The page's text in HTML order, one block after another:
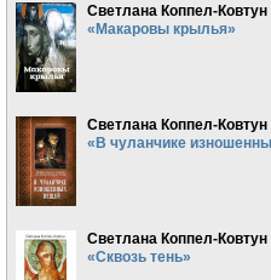
Светлана Коппел-Ковтун
«Макаровы крылья»
Светлана Коппел-Ковтун
«В чуланчике
Светлана Коппел-Ковтун
«Сквозь тень»